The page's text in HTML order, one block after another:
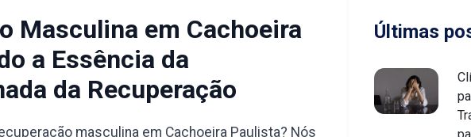
Masculina em Cachoeira
a Essência da
da Recuperação
masculina em Cachoeira Paulista? Nós
Últimas